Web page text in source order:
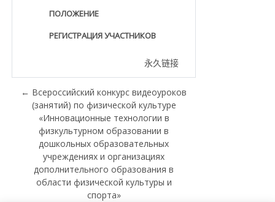
ПОЛОЖЕНИЕ
РЕГИСТРАЦИЯ УЧАCТНИКОВ
永久链接
← Всероссийский конкурс видеоуроков
(занятий) по физической культуре
«Инновационные технологии в
физкультурном образовании в
дошкольных образовательных
учреждениях и организациях
дополнительного образования в
области физической культуры и
спорта»